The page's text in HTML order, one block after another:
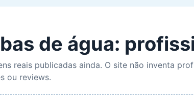
de água:
reais publicadas ainda. O site não inventa
ou reviews.